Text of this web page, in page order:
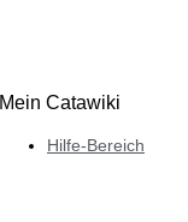
Mein Catawiki
Hilfe-Bereich